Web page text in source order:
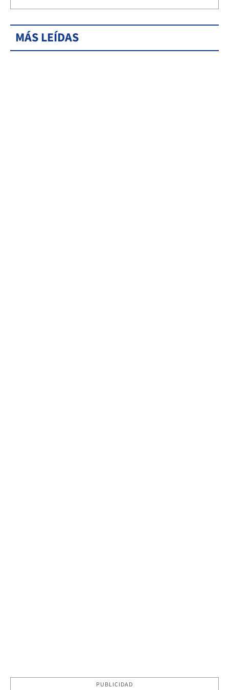
MÁS LEÍDAS
PUBLICIDAD